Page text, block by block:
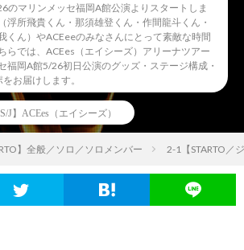
のマリンメッセ福岡A館公演よりスタートしま
浮所飛貴くん・那須雄登くん・作間龍斗くん・
くん）やACEeeのみなさんにとって素敵な時間
らでは、ACEes（エイシーズ）アリーナツアー
福岡A館5/26初日公演のグッズ・ステージ構成・
お届けします。
J】ACEes（エイシーズ）
】全般／ソロ／ソロメンバー 2-1【STARTO／